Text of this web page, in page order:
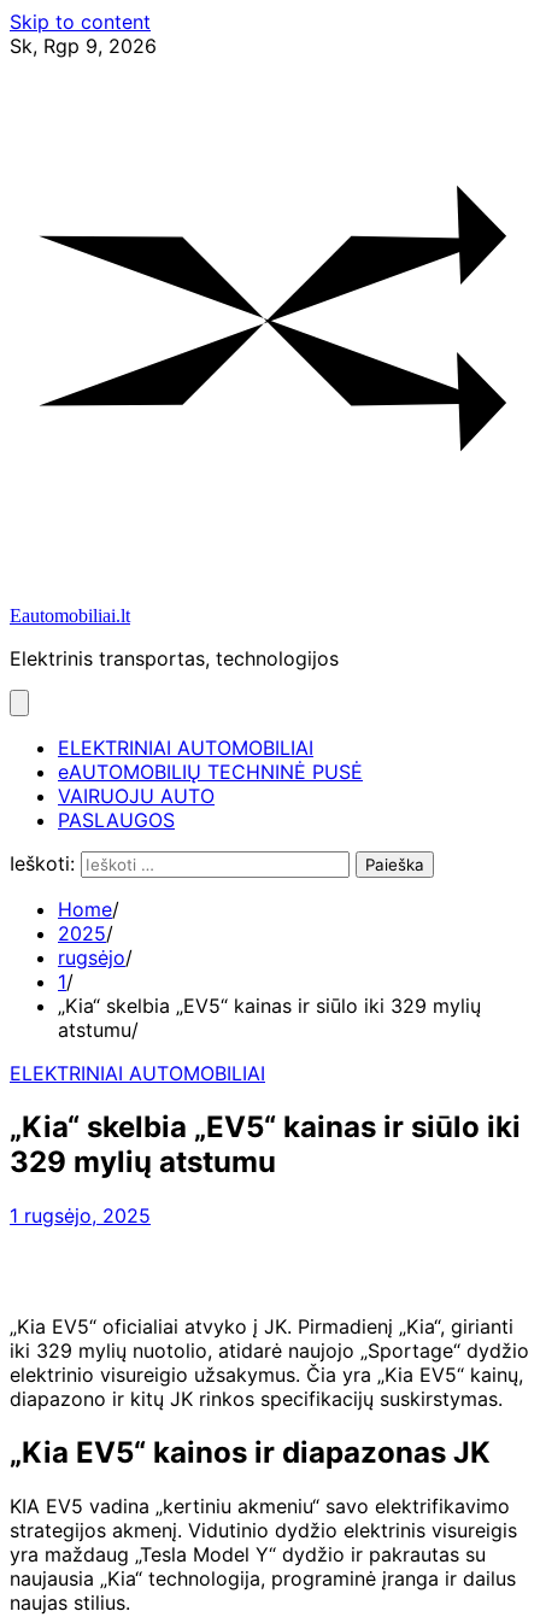
Skip to content
Sk, Rgp 9, 2026
Eautomobiliai.lt
Elektrinis transportas, technologijos
ELEKTRINIAI AUTOMOBILIAI
eAUTOMOBILIŲ TECHNINĖ PUSĖ
VAIRUOJU AUTO
PASLAUGOS
Ieškoti:
Home
2025
rugsėjo
1
„Kia“ skelbia „EV5“ kainas ir siūlo iki 329 mylių
atstumu
ELEKTRINIAI AUTOMOBILIAI
„Kia“ skelbia „EV5“ kainas ir siūlo iki
329 mylių atstumu
1 rugsėjo, 2025
„Kia EV5“ oficialiai atvyko į JK. Pirmadienį „Kia“, girianti
iki 329 mylių nuotolio, atidarė naujojo „Sportage“ dydžio
elektrinio visureigio užsakymus. Čia yra „Kia EV5“ kainų,
diapazono ir kitų JK rinkos specifikacijų suskirstymas.
„Kia EV5“ kainos ir diapazonas JK
KIA EV5 vadina „kertiniu akmeniu“ savo elektrifikavimo
strategijos akmenį. Vidutinio dydžio elektrinis visureigis
yra maždaug „Tesla Model Y“ dydžio ir pakrautas su
naujausia „Kia“ technologija, programinė įranga ir dailus
naujas stilius.